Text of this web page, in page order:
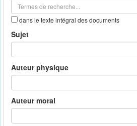
dans le texte intégral des documents
Sujet
Auteur physique
Auteur moral